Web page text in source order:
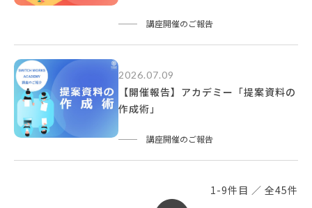
講座開催のご報告
2026.07.09
【開催報告】アカデミー「提案資料の
作成術」
講座開催のご報告
1-9件目 ／ 全45件